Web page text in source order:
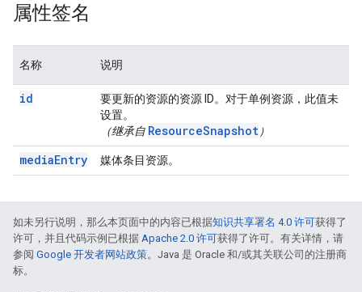
属性签名
名称 说明
id
要更新的资源的资源 ID。对于单例资源，此值未
设置。
（继承自 ResourceSnapshot ）
mediaEntry 媒体条目资源。
如未另行说明，那么本页面中的内容已根据知识共享署名 4.0 许可获得了
许可，并且代码示例已根据 Apache 2.0 许可获得了许可。有关详情，请
参阅 Google 开发者网站政策。Java 是 Oracle 和/或其关联公司的注册商
标。